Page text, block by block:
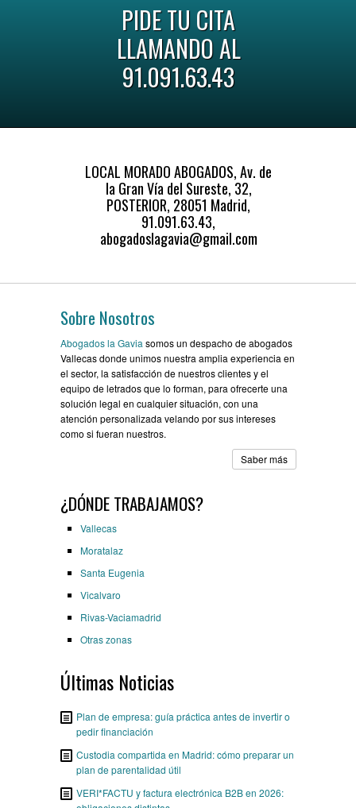
PIDE TU CITA
LLAMANDO AL
91.091.63.43
LOCAL MORADO ABOGADOS, Av. de
la Gran Vía del Sureste, 32,
POSTERIOR, 28051 Madrid,
91.091.63.43,
abogadoslagavia@gmail.com
Sobre Nosotros
Abogados la Gavia somos un despacho de abogados
Vallecas donde unimos nuestra amplia experiencia en
el sector, la satisfacción de nuestros clientes y el
equipo de letrados que lo forman, para ofrecerte una
solución legal en cualquier situación, con una
atención personalizada velando por sus intereses
como si fueran nuestros.
Saber más
¿DÓNDE TRABAJAMOS?
Vallecas
Moratalaz
Santa Eugenia
Vicalvaro
Rivas-Vaciamadrid
Otras zonas
Últimas Noticias
Plan de empresa: guía práctica antes de invertir o
pedir financiación
Custodia compartida en Madrid: cómo preparar un
plan de parentalidad útil
VERI*FACTU y factura electrónica B2B en 2026: